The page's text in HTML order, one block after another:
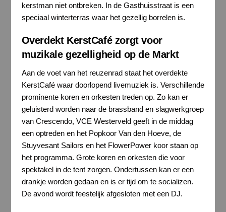
kerstman niet ontbreken. In de Gasthuisstraat is een
speciaal winterterras waar het gezellig borrelen is.
Overdekt KerstCafé zorgt voor
muzikale gezelligheid op de Markt
Aan de voet van het reuzenrad staat het overdekte
KerstCafé waar doorlopend livemuziek is. Verschillende
prominente koren en orkesten treden op. Zo kan er
geluisterd worden naar de brassband en slagwerkgroep
van Crescendo, VCE Westerveld geeft in de middag
een optreden en het Popkoor Van den Hoeve, de
Stuyvesant Sailors en het FlowerPower koor staan op
het programma. Grote koren en orkesten die voor
spektakel in de tent zorgen. Ondertussen kan er een
drankje worden gedaan en is er tijd om te socializen.
De avond wordt feestelijk afgesloten met een DJ.